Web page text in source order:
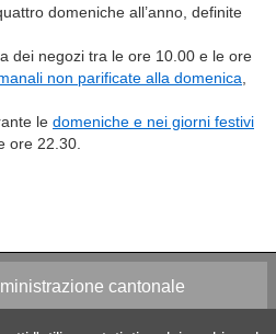
domeniche all’anno, definite
dei negozi tra le ore 10.00 e le ore
non parificate alla domenica
le domeniche e nei giorni festivi
ore 22.30.
cantonale